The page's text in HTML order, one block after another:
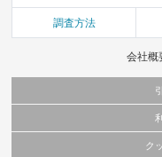
調査方法
会社概
当サイトで公開されている情報（
これらの情報を権利者の許可なく
当サイトに掲載している内容はす
ク